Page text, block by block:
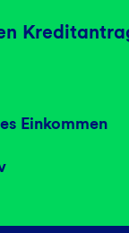
Einkommen